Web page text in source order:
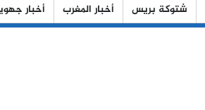
شتوكة بريس أخبار المغرب أخبار